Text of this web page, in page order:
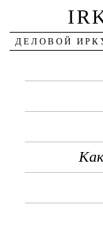
ДЕЛОВОЙ